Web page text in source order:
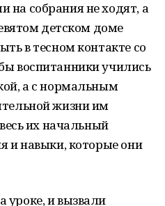
на собрания не ходят, а
детском доме
в тесном контакте со
воспитанники учились
а с нормальным
жизни им
их начальный
и навыки, которые они
и вызвали